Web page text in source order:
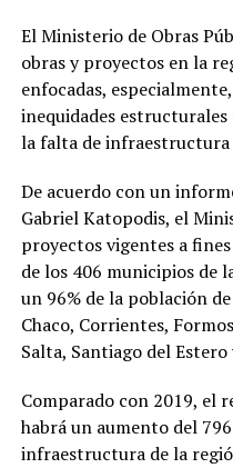
El Ministerio de Obras
obras y proyectos en la
enfocadas,
inequidades
la falta de infraestructura
De acuerdo con un
Gabriel Katopodis, el
proyectos vigentes a
de los 406 municipios de
un 96% de la población
Chaco, Corrientes,
Salta, Santiago del
Comparado con 2019, el
habrá un aumento del
infraestructura de la